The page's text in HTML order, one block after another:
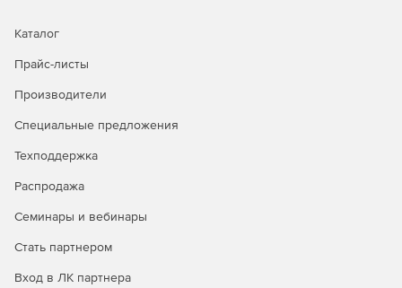
политики, а также получать оповещения о
доступен интерфейс командной строки (CLI) и
Мониторинг, отчетность и интеграция в процессы
ведет детальный журнал событий, поддерживает
(через Syslog/CEF).
Соответствие регуляторным
Каталог
Прайс-листы
Производители
Специальные предложения
Техподдержка
Распродажа
Семинары и вебинары
Стать партнером
Вход в ЛК партнера